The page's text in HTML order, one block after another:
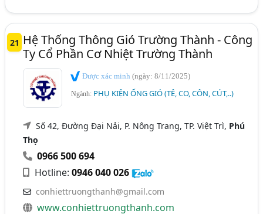
21 Hệ Thống Thông Gió Trường Thành - Công
Ty Cổ Phần Cơ Nhiệt Trường Thành
Được xác minh(ngày: 8/11/2025)
Ngành: PHỤ KIỆN ỐNG GIÓ (TÊ, CO, CÔN, CÚT,..)
Số 42, Đường Đại Nải, P. Nông Trang, TP. Việt Trì, Phú
Thọ
0966 500 694
Hotline:0946 040 026
conhiettruongthanh@gmail.com
www.conhiettruongthanh.com